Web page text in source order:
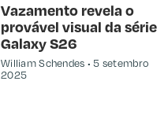
Vazamento revela o
provável visual da série
Galaxy S26
William Schendes
5 setembro
2025